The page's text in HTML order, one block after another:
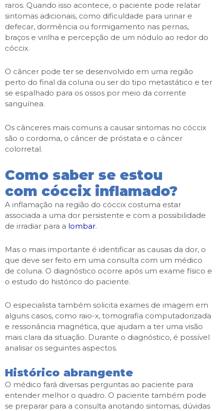
raros. Quando isso acontece, o paciente pode relatar
sintomas adicionais, como dificuldade para urinar e
defecar, dormência ou formigamento nas pernas,
braços e virilha e percepção de um nódulo ao redor do
cóccix.
O câncer pode ter se desenvolvido em uma região
perto do final da coluna ou ser do tipo metastático e ter
se espalhado para os ossos por meio da corrente
sanguínea.
Os cânceres mais comuns a causar sintomas no cóccix
são o cordoma, o câncer de próstata e o câncer
colorretal.
Como saber se estou
com cóccix inflamado?
A inflamação na região do cóccix costuma estar
associada a uma dor persistente e com a possibilidade
de irradiar para a lombar.
Mas o mais importante é identificar as causas da dor, o
que deve ser feito em uma consulta com um médico
de coluna. O diagnóstico ocorre após um exame físico e
o estudo do histórico do paciente.
O especialista também solicita exames de imagem em
alguns casos, como raio-x, tomografia computadorizada
e ressonância magnética, que ajudam a ter uma visão
mais clara da situação. Durante o diagnóstico, é possível
analisar os seguintes aspectos.
Histórico abrangente
O médico fará diversas perguntas ao paciente para
entender melhor o quadro. O paciente também pode
se preparar para a consulta anotando sintomas, dúvidas